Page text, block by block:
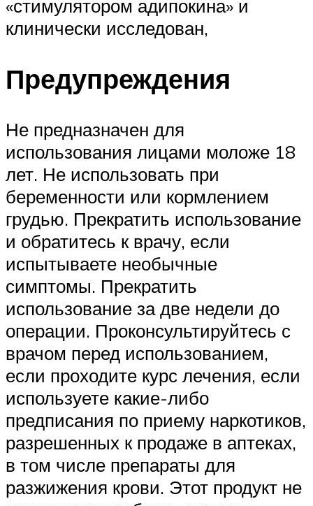
«стимулятором адипокина» и
клинически исследован,
Предупреждения
Не предназначен для
использования лицами моложе 18
лет. Не использовать при
беременности или кормлением
грудью. Прекратить использование
и обратитесь к врачу, если
испытываете необычные
симптомы. Прекратить
использование за две недели до
операции. Проконсультируйтесь с
врачом перед использованием,
если проходите курс лечения, если
используете какие-либо
предписания по приему наркотиков,
разрешенных к продаже в аптеках,
в том числе препараты для
разжижения крови. Этот продукт не